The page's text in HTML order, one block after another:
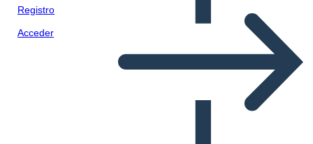
Registro
Acceder